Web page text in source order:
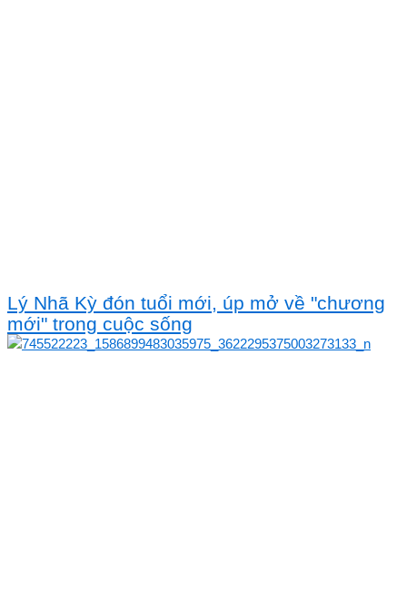
Lý Nhã Kỳ đón tuổi mới, úp mở về "chương
mới" trong cuộc sống